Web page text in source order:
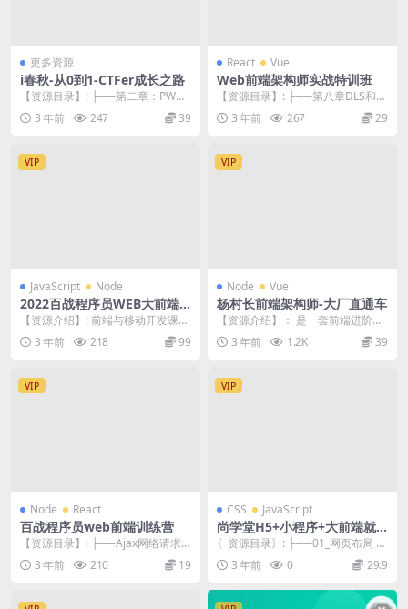
更多资源
i春秋-从0到1-CTFer成长之路
【资源目录】: ├──第二章：PWN
| ├──课时10：srop.mp4 88...
3 年前 247 39
React Vue
Web前端架构师实战特训班
【资源目录】: ├──第八章DLS和sk
edo中的DSL | ├──第八章DLS...
3 年前 267 29
VIP
JavaScript Node
2022百战程序员WEB大前端
工程师
【资源介绍】: 前端与移动开发课程
主要针对想进入前端开发行业以及
已在前端圈工作想...
3 年前 218 99
VIP
Node Vue
杨村长前端架构师-大厂直通车
【资源介绍】： 是一套前端进阶一
站式解决方案课程，全面讲解全栈
技术，深入核心底层...
3 年前 1.2K 39
VIP
Node React
百战程序员web前端训练营
【资源目录】: ├──Ajax网络请求
训练营 | └──视频 | | ├──02...
3 年前 210 19
VIP
CSS JavaScript
尚学堂H5+小程序+大前端就
业班全套课程|2022|完结
〖资源目录〗: ├──01_网页布局 |
├──01_HTML：基础元素【尚学
堂...3 年前 0 29.9